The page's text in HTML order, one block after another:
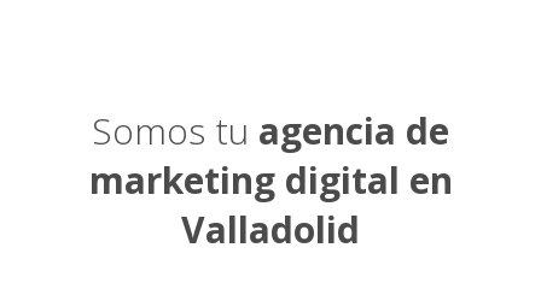
Somos tu agencia de
marketing digital en
Valladolid